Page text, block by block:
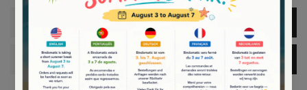
Informations complémentaires